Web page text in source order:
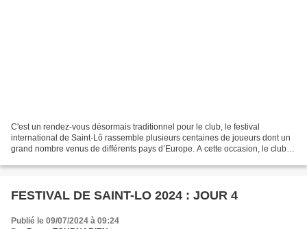
C'est un rendez-vous désormais traditionnel pour le club, le festival
international de Saint-Lô rassemble plusieurs centaines de joueurs dont un
grand nombre venus de différents pays d’Europe. A cette occasion, le club
FESTIVAL DE SAINT-LO 2024 : JOUR 4
Publié le 09/07/2024 à 09:24